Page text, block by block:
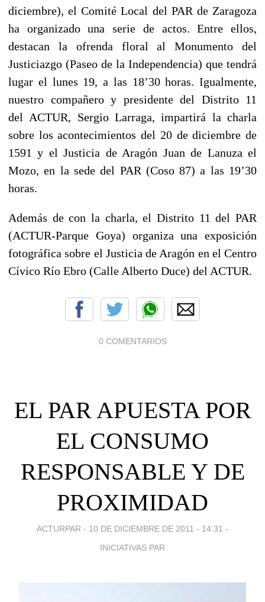
diciembre), el Comité Local del PAR de Zaragoza
ha organizado una serie de actos. Entre ellos,
destacan la ofrenda floral al Monumento del
Justiciazgo (Paseo de la Independencia) que tendrá
lugar el lunes 19, a las 18’30 horas. Igualmente,
nuestro compañero y presidente del Distrito 11
del ACTUR, Sergio Larraga, impartirá la charla
sobre los acontecimientos del 20 de diciembre de
1591 y el Justicia de Aragón Juan de Lanuza el
Mozo, en la sede del PAR (Coso 87) a las 19’30
horas.
Además de con la charla, el Distrito 11 del PAR
(ACTUR-Parque Goya) organiza una exposición
fotográfica sobre el Justicia de Aragón en el Centro
Cívico Río Ebro (Calle Alberto Duce) del ACTUR.
0 COMENTARIOS
EL PAR APUESTA POR
EL CONSUMO
RESPONSABLE Y DE
PROXIMIDAD
ACTURPAR - 10 DE DICIEMBRE DE 2011 - 14:31 -
INICIATIVAS PAR